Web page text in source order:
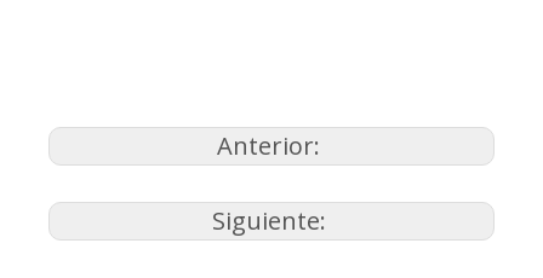
Anterior:
Siguiente: